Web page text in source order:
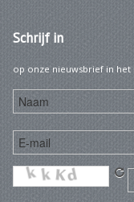
Schrijfin
op onze nieuwsbrief in het